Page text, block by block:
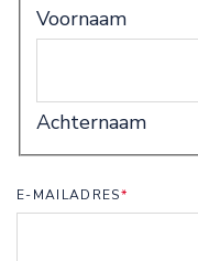
Voornaam
Achternaam
E-MAILADRES*